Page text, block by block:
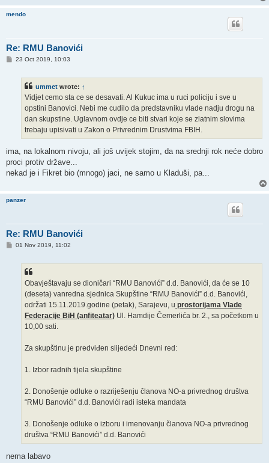
mendo
Re: RMU Banovići
P23 Oct 2019, 10:03
ummet wrote: ↑
Vidjet cemo sta ce se desavati. Al Kukuc ima u ruci policiju i sve u
opstini Banovici. Nebi me cudilo da predstavniku vlade nadju drogu na
dan skupstine. Uglavnom ovdje ce biti stvari koje se zlatnim slovima
trebaju upisivati u Zakon o Privrednim Drustvima FBIH.
ima, na lokalnom nivoju, ali još uvijek stojim, da na srednji rok neće dobro
proci protiv države...
nekad je i Fikret bio (mnogo) jaci, ne samo u Kladuši, pa...
panzer
Re: RMU Banovići
P01 Nov 2019, 11:02
Obavještavaju se dioničari “RMU Banovići” d.d. Banovići, da će se 10
(deseta) vanredna sjednica Skupštine “RMU Banovići” d.d. Banovići,
održati 15.11.2019.godine (petak), Sarajevu, u prostorijama Vlade
Federacije BiH (anfiteatar) Ul. Hamdije Čemerlića br. 2., sa početkom u
10,00 sati.
Za skupštinu je predviđen slijedeći Dnevni red:
1. Izbor radnih tijela skupštine
2. Donošenje odluke o razriješenju članova NO-a privrednog društva
“RMU Banovići” d.d. Banovići radi isteka mandata
3. Donošenje odluke o izboru i imenovanju članova NO-a privrednog
društva “RMU Banovići” d.d. Banovići
nema labavo